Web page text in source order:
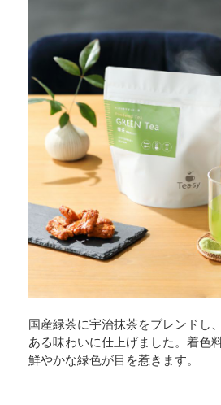
国産緑茶に宇治抹茶をブレンドし
ある味わいに仕上げました。着色
鮮やかな緑色が目を惹きます。